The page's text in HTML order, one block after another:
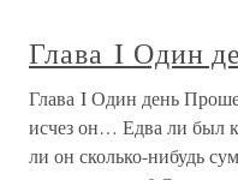
Глава I Один
Глава I Один день
исчез он… Едва ли был
ли он сколько-нибудь